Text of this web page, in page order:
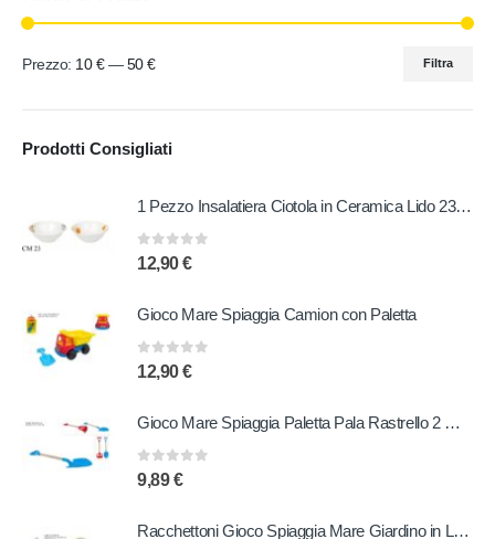
Filtra
Prezzo: 10 €—50 €
Prodotti Consigliati
1 Pezzo Insalatiera Ciotola in Ceramica Lido 23 cm 2 Decori
0out of 5
12,90€
Gioco Mare Spiaggia Camion con Paletta
0out of 5
12,90€
Gioco Mare Spiaggia Paletta Pala Rastrello 2 Modelli
0 out of 5
9,89€
Racchettoni Gioco Spiaggia Mare Giardino in Legno con Pallina